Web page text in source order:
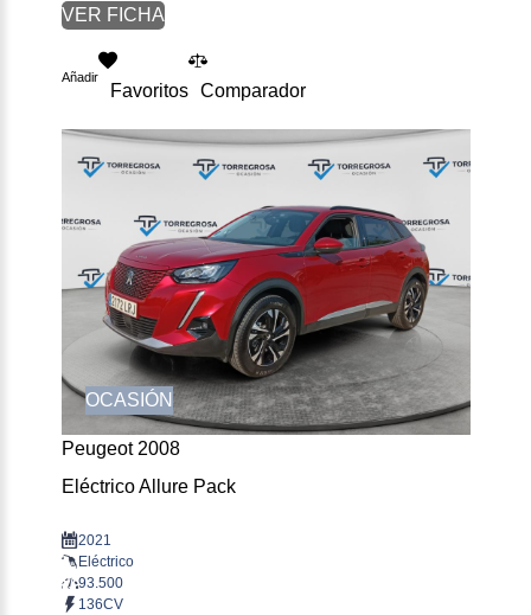
VER FICHA
Añadir
Favoritos Comparador
OCASIÓN
Peugeot 2008
Eléctrico Allure Pack
2021
Eléctrico
93.500
136CV